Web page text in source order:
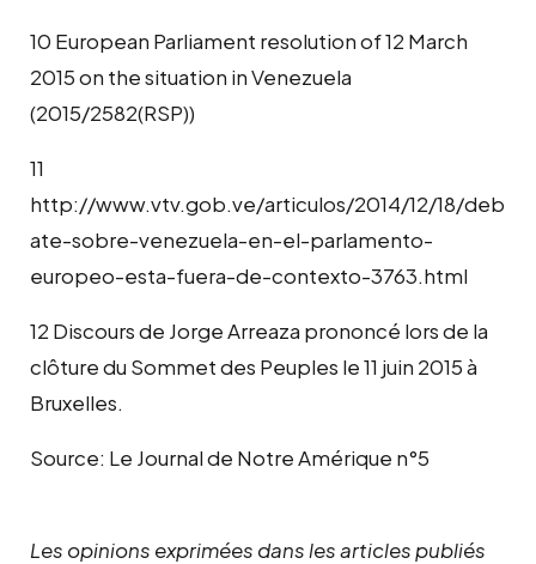
10 European Parliament resolution of 12 March
2015 on the situation in Venezuela
(2015/2582(RSP))
11
http://www.vtv.gob.ve/articulos/2014/12/18/deb
ate-sobre-venezuela-en-el-parlamento-
europeo-esta-fuera-de-contexto-3763.html
12 Discours de Jorge Arreaza prononcé lors de la
clôture du Sommet des Peuples le 11 juin 2015 à
Bruxelles.
Source: Le Journal de Notre Amérique n°5
Les opinions exprimées dans les articles publiés